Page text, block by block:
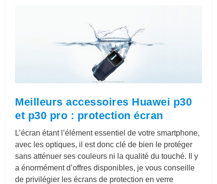
Meilleurs accessoires Huawei p30
et p30 pro : protection écran
L’écran étant l’élément essentiel de votre smartphone,
avec les optiques, il est donc clé de bien le protéger
sans atténuer ses couleurs ni la qualité du touché. Il y
a énormément d’offres disponibles, je vous conseille
de privilégier les écrans de protection en verre